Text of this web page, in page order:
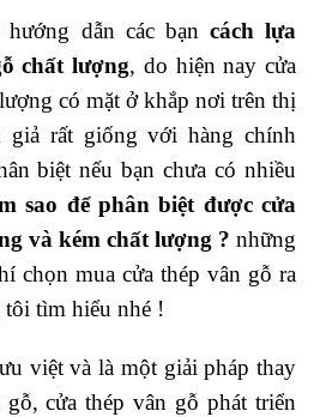
dẫn các bạn cách lựa
chất lượng, do hiện nay cửa
có mặt ở khắp nơi trên thị
giả rất giống với hàng chính
biệt nếu bạn chưa có nhiều
sao để phân biệt được cửa
và kém chất lượng ? những
chọn mua cửa thép vân gỗ ra
tôi tìm hiểu nhé !
việt và là một giải pháp thay
gỗ, cửa thép vân gỗ phát triển